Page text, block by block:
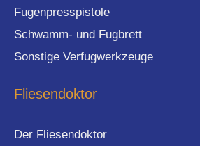
Fugenpresspistole
Schwamm- und Fugbrett
Sonstige Verfugwerkzeuge
Fliesendoktor
Der Fliesendoktor